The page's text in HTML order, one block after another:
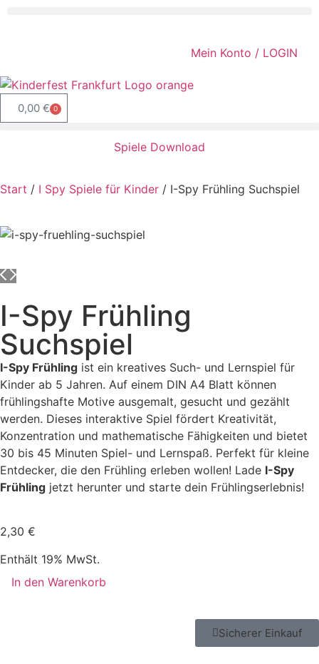
Mein Konto / LOGIN
0,00 € 0
Spiele Download
Start / I Spy Spiele für Kinder / I-Spy Frühling Suchspiel
I-Spy Frühling
Suchspiel
I-Spy Frühling ist ein kreatives Such- und Lernspiel für
Kinder ab 5 Jahren. Auf einem DIN A4 Blatt können
frühlingshafte Motive ausgemalt, gesucht und gezählt
werden. Dieses interaktive Spiel fördert Kreativität,
Konzentration und mathematische Fähigkeiten und bietet
30 bis 45 Minuten Spiel- und Lernspaß. Perfekt für kleine
Entdecker, die den Frühling erleben wollen! Lade I-Spy
Frühling jetzt herunter und starte dein Frühlingserlebnis!
2,30 €
Enthält 19% MwSt.
In den Warenkorb
Sicherer Einkauf